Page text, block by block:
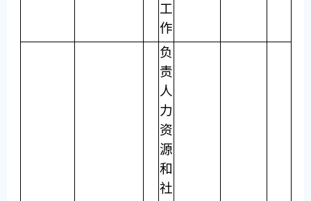
工
作
负
责
人
力
资
源
和
社